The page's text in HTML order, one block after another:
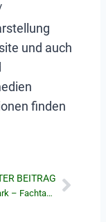
und auch
finden
BEITRAG
LFI Steiermark – Fachtagung Almwirtschaft